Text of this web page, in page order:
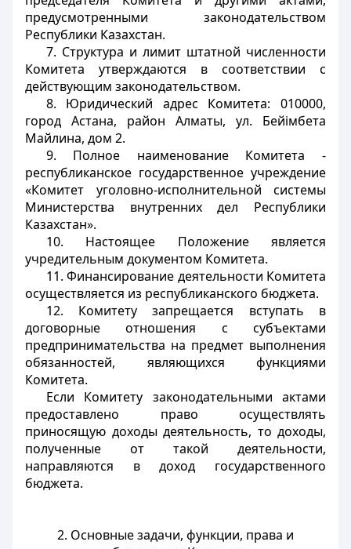
предусмотренными законодательством
Республики Казахстан.
7. Структура и лимит штатной численности
Комитета утверждаются в соответствии с
действующим законодательством.
8. Юридический адрес Комитета: 010000,
город Астана, район Алматы, ул. Бейімбета
Майлина, дом 2.
9. Полное наименование Комитета -
республиканское государственное учреждение
«Комитет уголовно-исполнительной системы
Министерства внутренних дел Республики
Казахстан».
10. Настоящее Положение является
учредительным документом Комитета.
11. Финансирование деятельности Комитета
осуществляется из республиканского бюджета.
12. Комитету запрещается вступать в
договорные отношения с субъектами
предпринимательства на предмет выполнения
обязанностей, являющихся функциями
Комитета.
Если Комитету законодательными актами
предоставлено право осуществлять
приносящую доходы деятельность, то доходы,
полученные от такой деятельности,
направляются в доход государственного
бюджета.
2. Основные задачи, функции, права и